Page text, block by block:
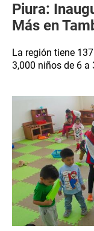
Piura:
Más en
La región tiene
3,000 niños de 6 a